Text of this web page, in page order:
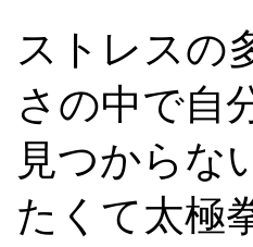
ストレスの
さの中で自
見つからな
たくて太極